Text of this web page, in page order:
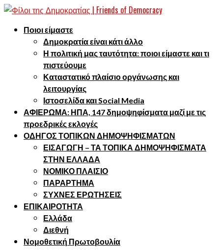
Ποιοι είμαστε
Δημοκρατία είναι κάτι άλλο
Η πολιτική μας ταυτότητα: ποιοι είμαστε και τι
πιστεύουμε
Καταστατικό πλαίσιο οργάνωσης και
λειτουργίας
Ιστοσελίδα και Social Media
ΑΦΙΕΡΩΜΑ: ΗΠΑ, 147 δημοψηφίσματα μαζί με τις
προεδρικές εκλογές
ΟΔΗΓΟΣ ΤΟΠΙΚΩΝ ΔΗΜΟΨΗΦΙΣΜΑΤΩΝ
ΕΙΣΑΓΩΓΗ – ΤΑ ΤΟΠΙΚΑ ΔΗΜΟΨΗΦΙΣΜΑΤΑ
ΣΤΗΝ ΕΛΛΑΔΑ
ΝΟΜΙΚΟ ΠΛΑΙΣΙΟ
ΠΑΡΑΡΤΗΜΑ
ΣΥΧΝΕΣ ΕΡΩΤΗΣΕΙΣ
ΕΠΙΚΑΙΡΟΤΗΤΑ
Ελλάδα
Διεθνή
Νομοθετική Πρωτοβουλία